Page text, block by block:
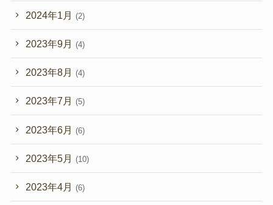
2024年1月 (2)
2023年9月 (4)
2023年8月 (4)
2023年7月 (5)
2023年6月 (6)
2023年5月 (10)
2023年4月 (6)